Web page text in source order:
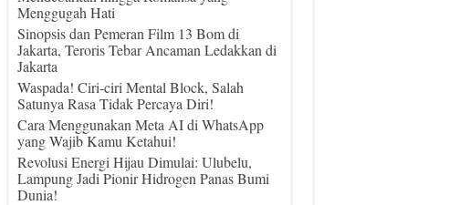
Menggugah Hati
Sinopsis dan Pemeran Film 13 Bom di
Jakarta, Teroris Tebar Ancaman Ledakkan di
Jakarta
Waspada! Ciri-ciri Mental Block, Salah
Satunya Rasa Tidak Percaya Diri!
Cara Menggunakan Meta AI di WhatsApp
yang Wajib Kamu Ketahui!
Revolusi Energi Hijau Dimulai: Ulubelu,
Lampung Jadi Pionir Hidrogen Panas Bumi
Dunia!